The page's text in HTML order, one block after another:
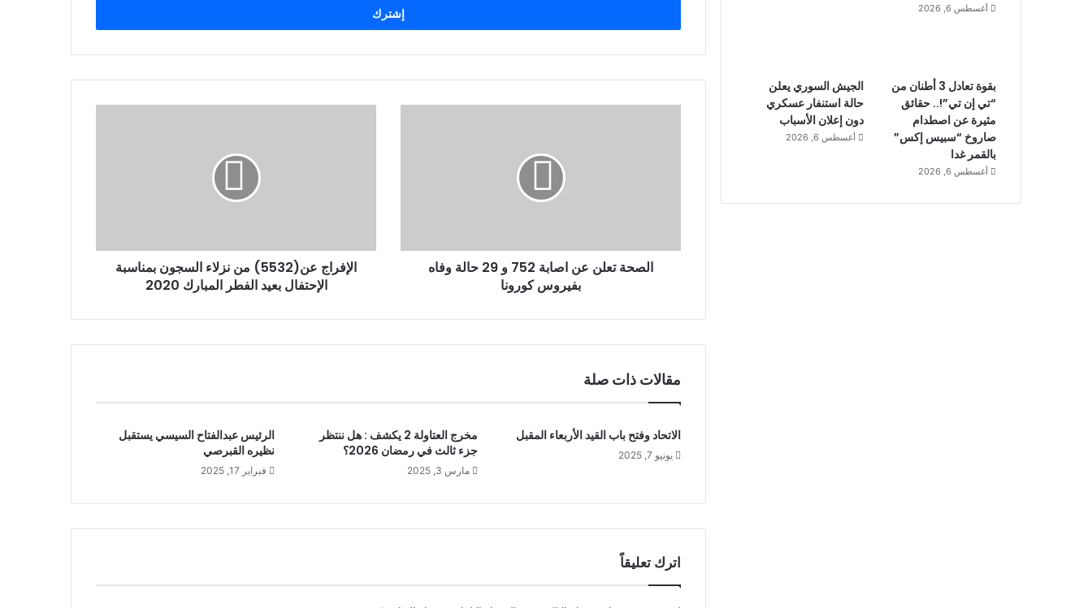
ب
د
ن
الصحة تعلن عن اصابة 752 و 29 حالة وفاه
بفيروس كورونا
الإفراج عن(5532) من نزلاء السجون بمناسبة
الإحتفال بعيد الفطر المبارك 2020
مقالات ذات صلة
الاتحاد وفتح باب القيد الأربعاء المقبل
يونيو 7, 2025
مخرج العتاولة 2 يكشف : هل ننتظر
جزء ثالث في رمضان 2026؟
مارس 3, 2025
الرئيس عبدالفتاح السيسي يستقبل
نظيره القبرصي
فبراير 17, 2025
اترك تعليقاً
أغسطس 6, 2026
بقوة تعادل 3 أطنان من
“تي إن تي”!.. حقائق
مثيرة عن اصطدام
صاروخ “سبيس إكس”
بالقمر غدا
أغسطس 6, 2026
الجيش السوري يعلن
حالة استنفار عسكري
دون إعلان الأسباب
أغسطس 6, 2026